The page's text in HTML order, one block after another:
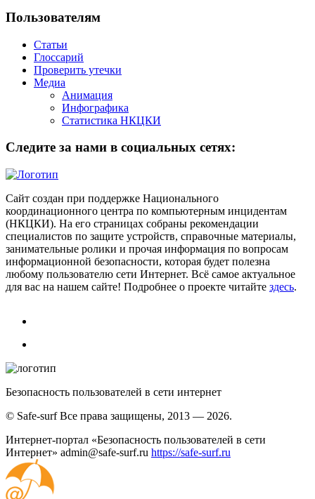
Пользователям
Статьи
Глоссарий
Проверить утечки
Медиа
Анимация
Инфографика
Статистика НКЦКИ
Следите за нами в социальных сетях:
Сайт создан при поддержке Национального
координационного центра по компьютерным инцидентам
(НКЦКИ). На его страницах собраны рекомендации
специалистов по защите устройств, справочные материалы,
занимательные ролики и прочая информация по вопросам
информационной безопасности, которая будет полезна
любому пользователю сети Интернет. Всё самое актуальное
для вас на нашем сайте! Подробнее о проекте читайте здесь.
Безопасность пользователей в сети интернет
© Safe-surf Все права защищены, 2013 — 2026.
Интернет-портал «Безопасность пользователей в сети
Интернет» admin@safe-surf.ru https://safe-surf.ru